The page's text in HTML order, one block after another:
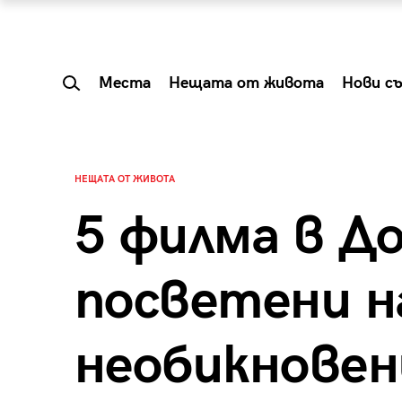
Места Нещата от живота Нови
НЕЩАТА ОТ ЖИВОТА
5 филма в
посветени
Summer Prelude: как